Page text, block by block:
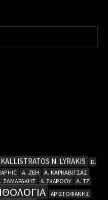
N. LYRAKIS
D.
Α. ΖΕΗ
Α. ΚΑΡΚΑΒΙΤΣΑΣ
ΣΑΜΑΡΑΚΗΣ Α. ΣΚΑΡΟΟΥ
Α. ΤΖ.
ΑΡΙΣΤΟΦΑΝΗΣ